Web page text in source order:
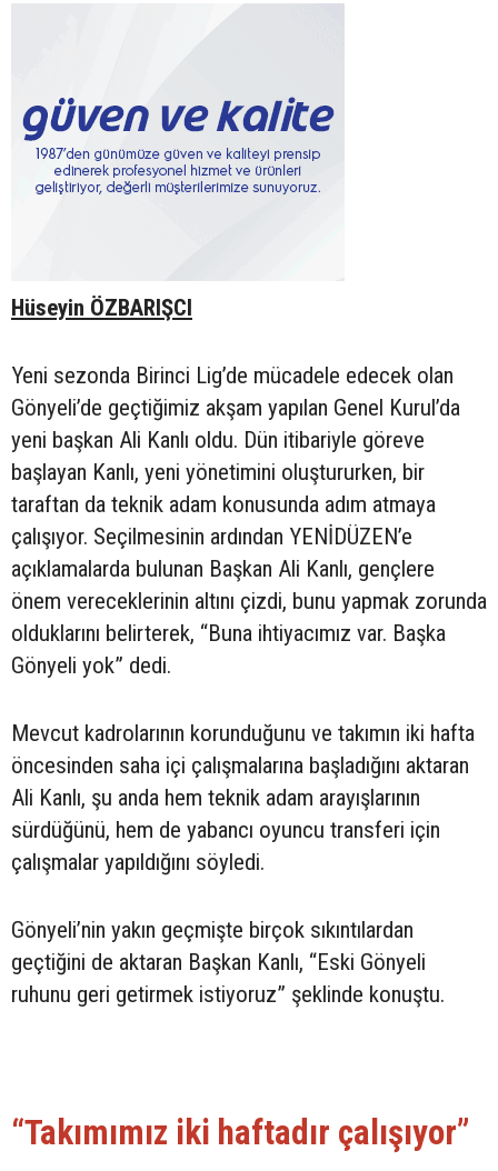
Hüseyin ÖZBARIŞCI
Yeni sezonda Birinci Lig’de mücadele edecek olan
Gönyeli’de geçtiğimiz akşam yapılan Genel Kurul’da
yeni başkan Ali Kanlı oldu. Dün itibariyle göreve
başlayan Kanlı, yeni yönetimini oluştururken, bir
taraftan da teknik adam konusunda adım atmaya
çalışıyor. Seçilmesinin ardından YENİDÜZEN’e
açıklamalarda bulunan Başkan Ali Kanlı, gençlere
önem vereceklerinin altını çizdi, bunu yapmak zorunda
olduklarını belirterek, “Buna ihtiyacımız var. Başka
Gönyeli yok” dedi.
Mevcut kadrolarının korunduğunu ve takımın iki hafta
öncesinden saha içi çalışmalarına başladığını aktaran
Ali Kanlı, şu anda hem teknik adam arayışlarının
sürdüğünü, hem de yabancı oyuncu transferi için
çalışmalar yapıldığını söyledi.
Gönyeli’nin yakın geçmişte birçok sıkıntılardan
geçtiğini de aktaran Başkan Kanlı, “Eski Gönyeli
ruhunu geri getirmek istiyoruz” şeklinde konuştu.
“Takımımız iki haftadır çalışıyor”